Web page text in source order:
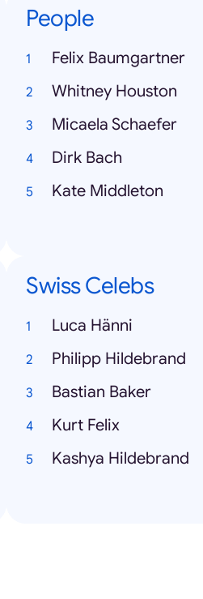
People
Felix Baumgartner
Whitney Houston
Micaela Schaefer
Dirk Bach
Kate Middleton
Swiss Celebs
Luca Hänni
Philipp Hildebrand
Bastian Baker
Kurt Felix
Kashya Hildebrand